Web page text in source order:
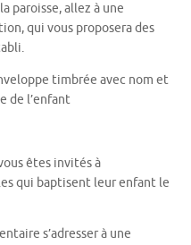
paroisse, allez à une
qui vous proposera des
timbrée avec nom et
de l’enfant
êtes invités à
qui baptisent leur enfant le
s’adresser à une